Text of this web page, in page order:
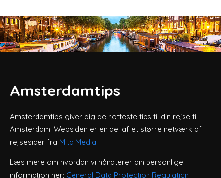
Amsterdamtips
Amsterdamtips giver dig de hotteste tips til din rejse til
Amsterdam. Websiden er en del af et større netværk af
rejsesider fra Mita Media.
Læs mere om hvordan vi håndterer din personlige
information her: General Data Protection Regulation